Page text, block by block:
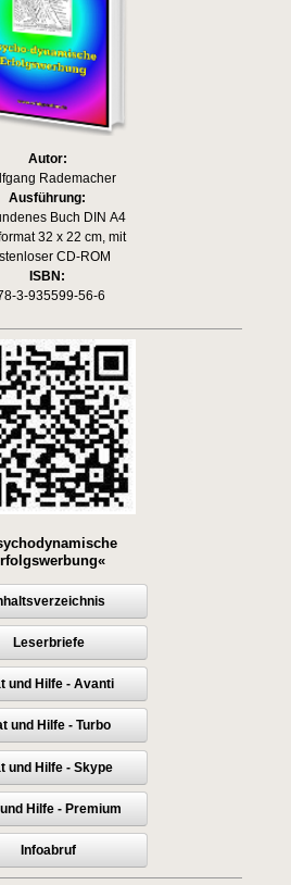
Autor:
Rademacher
Ausführung:
Buch DIN A4
32 x 22 cm, mit
CD-ROM
ISBN:
3-935599-56-6
Leserbriefe
und Hilfe - Avanti
und Hilfe - Turbo
und Hilfe - Skype
Hilfe - Premium
Infoabruf